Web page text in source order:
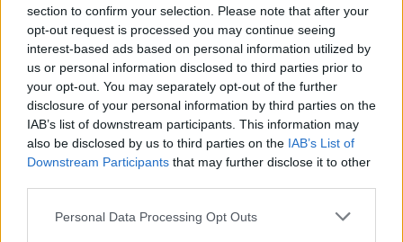
section to confirm your selection. Please note that after your
opt-out request is processed you may continue seeing
interest-based ads based on personal information utilized by
us or personal information disclosed to third parties prior to
your opt-out. You may separately opt-out of the further
disclosure of your personal information by third parties on the
IAB’s list of downstream participants. This information may
also be disclosed by us to third parties on the IAB’s List of
Downstream Participants that may further disclose it to other
Personal Data Processing Opt Outs
Artigo anterior
Município de Góis
Pagamento Pontual 2025’
Próximo artigo
Alunos têm até 19 de